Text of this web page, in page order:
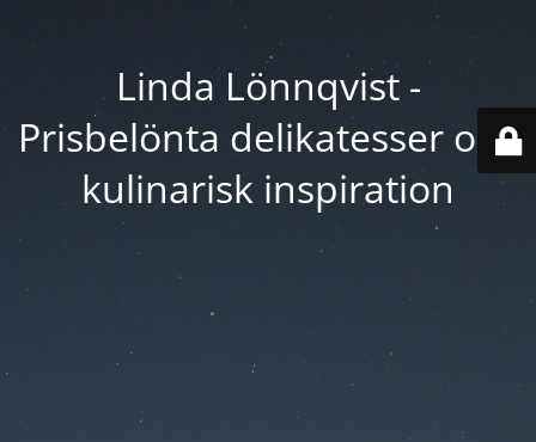
Linda Lönnqvist -
Prisbelönta delikatesser och
kulinarisk inspiration